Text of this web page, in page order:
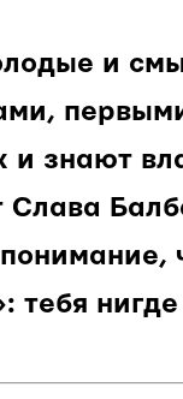
и
и знают
тебя